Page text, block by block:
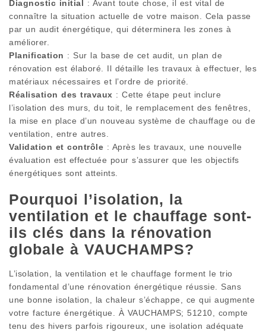
Diagnostic initial
: Avant toute chose, il est vital de
connaître la situation actuelle de votre maison. Cela passe
par un audit énergétique, qui déterminera les zones à
améliorer.
Planification : Sur la base de cet audit, un plan de
rénovation est élaboré. Il détaille les travaux à effectuer, les
matériaux nécessaires et l’ordre de priorité.
Réalisation des travaux : Cette étape peut inclure
l’isolation des murs, du toit, le remplacement des fenêtres,
la mise en place d’un nouveau système de chauffage ou de
ventilation, entre autres.
Validation et contrôle : Après les travaux, une nouvelle
évaluation est effectuée pour s’assurer que les objectifs
énergétiques sont atteints.
Pourquoi l’isolation, la
ventilation et le chauffage sont-
ils clés dans la rénovation
globale à VAUCHAMPS?
L’isolation, la ventilation et le chauffage forment le trio
fondamental d’une rénovation énergétique réussie. Sans
une bonne isolation, la chaleur s’échappe, ce qui augmente
votre facture énergétique. À VAUCHAMPS; 51210, compte
tenu des hivers parfois rigoureux, une isolation adéquate